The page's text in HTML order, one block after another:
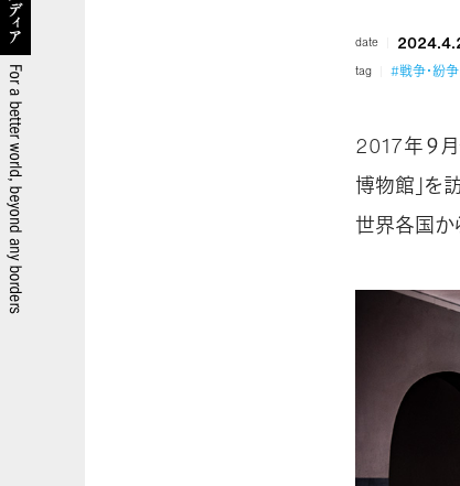
date
tag #戦争・紛争
2017年９
博物館」を
世界各国か